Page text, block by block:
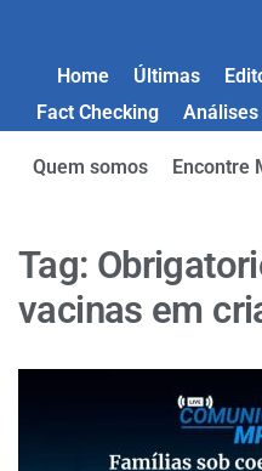
Home Últimas
Fact Checking
Análises
Quem somos Encontre
Tag:
vacinas em